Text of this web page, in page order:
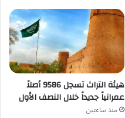
هيئة التراث تسجل 9586 أصلاً
عمرانياً جديداً خلال النصف الأول
منذ ساعتين